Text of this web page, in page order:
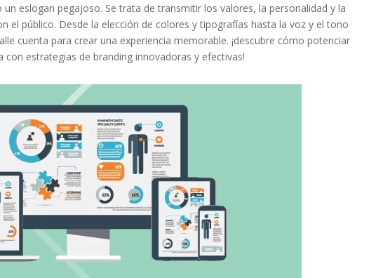
‍eslogan pegajoso. Se ⁢trata de transmitir los valores, la personalidad y la
el público. Desde la​ elección de colores‍ y tipografías ⁢hasta la voz y el tono
⁢cuenta para crear⁤ una ‍experiencia memorable. ¡descubre cómo potenciar
estrategias ⁤de branding ⁢innovadoras‍ y efectivas!
Pinterest Gmail